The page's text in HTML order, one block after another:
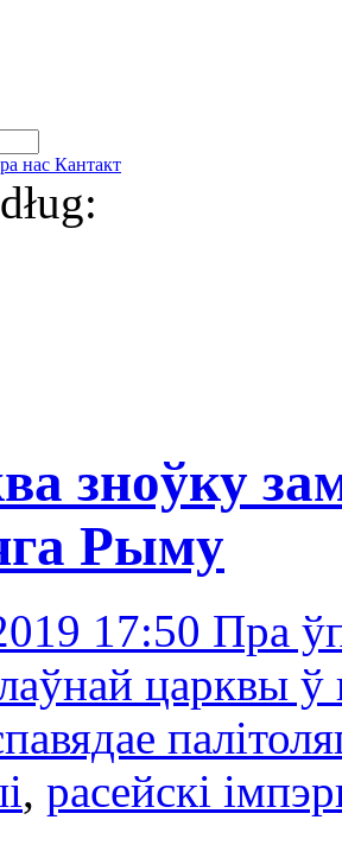
нас Кантакт
зноўку
Рыму
17:50 Пра
царквы
, расейскі